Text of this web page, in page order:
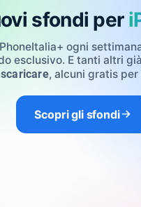
sfondi per
ogni
esclusivo. E tanti altri
scaricare, alcuni gratis
Scopri gli sfondi